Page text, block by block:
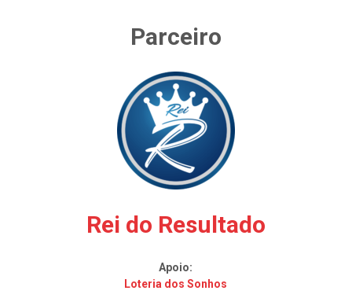
Parceiro
Rei do Resultado
Apoio:
Loteria dos Sonhos